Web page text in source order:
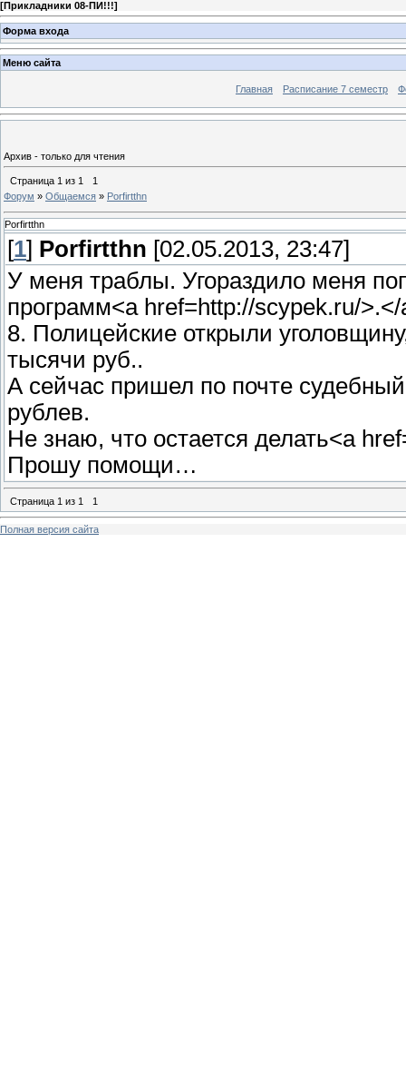
[Прикладники 08-ПИ!!!]
Форма входа
Меню сайта
Главная Расписание 7 семестр
Архив - только для чтения
Страница 1 из 1
1
Форум » Общаемся » Porfirtthn
Porfirtthn
[1] Porfirtthn [02.05.2013, 23:47]
У меня траблы. Угораздило меня
программ<a href=http://scypek.ru/
8. Полицейские открыли
тысячи руб..
А сейчас пришел по почте
рублев.
Не знаю, что остается делать<a
Прошу помощи…
Страница 1 из 1 1
Полная версия сайта